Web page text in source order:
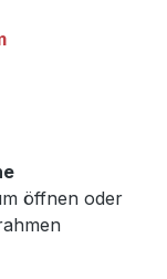
öffnen oder